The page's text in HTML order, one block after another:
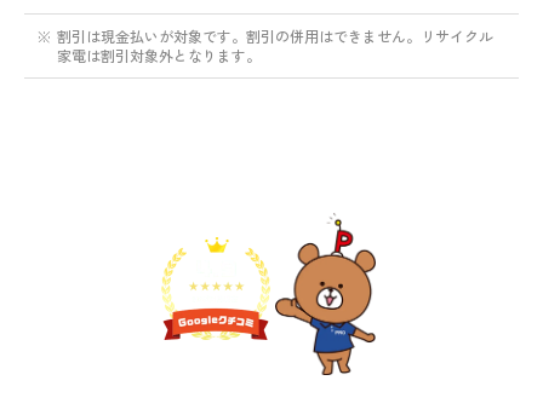
※ 割引は現金払いが対象です。割引の併用はできません。リサイクル
家電は割引対象外となります。